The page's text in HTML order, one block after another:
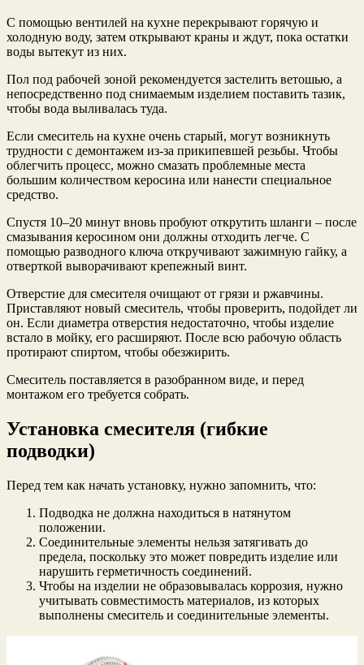
С помощью вентилей на кухне перекрывают горячую и
холодную воду, затем открывают краны и ждут, пока остатки
воды вытекут из них.
Пол под рабочей зоной рекомендуется застелить ветошью, а
непосредственно под снимаемым изделием поставить тазик,
чтобы вода выливалась туда.
Если смеситель на кухне очень старый, могут возникнуть
трудности с демонтажем из-за прикипевшей резьбы. Чтобы
облегчить процесс, можно смазать проблемные места
большим количеством керосина или нанести специальное
средство.
Спустя 10–20 минут вновь пробуют открутить шланги – после
смазывания керосином они должны отходить легче. С
помощью разводного ключа откручивают зажимную гайку, а
отверткой выворачивают крепежный винт.
Отверстие для смесителя очищают от грязи и ржавчины.
Приставляют новый смеситель, чтобы проверить, подойдет ли
он. Если диаметра отверстия недостаточно, чтобы изделие
встало в мойку, его расширяют. После всю рабочую область
протирают спиртом, чтобы обезжирить.
Смеситель поставляется в разобранном виде, и перед
монтажом его требуется собрать.
Установка смесителя (гибкие
подводки)
Перед тем как начать установку, нужно запомнить, что:
Подводка не должна находиться в натянутом
положении.
Соединительные элементы нельзя затягивать до
предела, поскольку это может повредить изделие или
нарушить герметичность соединений.
Чтобы на изделии не образовывалась коррозия, нужно
учитывать совместимость материалов, из которых
выполнены смеситель и соединительные элементы.